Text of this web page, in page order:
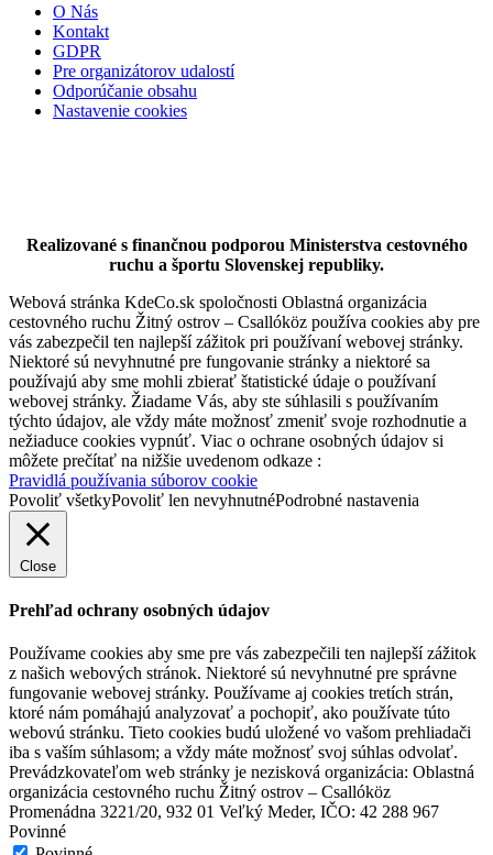
Jelka
Múzeá a galérieTuristické atrakcie
O Nás
Kontakt
GDPR
Pre organizátorov udalostí
Odporúčanie obsahu
Nastavenie cookies
Realizované s finančnou podporou Ministerstva cestovného
ruchu a športu Slovenskej republiky.
Webová stránka KdeCo.sk spoločnosti Oblastná organizácia
cestovného ruchu Žitný ostrov – Csallóköz používa cookies aby pre
vás zabezpečil ten najlepší zážitok pri používaní webovej stránky.
Niektoré sú nevyhnutné pre fungovanie stránky a niektoré sa
používajú aby sme mohli zbierať štatistické údaje o používaní
webovej stránky. Žiadame Vás, aby ste súhlasili s používaním
týchto údajov, ale vždy máte možnosť zmeniť svoje rozhodnutie a
nežiaduce cookies vypnúť. Viac o ochrane osobných údajov si
môžete prečítať na nižšie uvedenom odkaze :
Pravidlá používania súborov cookie
Povoliť všetkyPovoliť len nevyhnutnéPodrobné nastavenia
Close
Prehľad ochrany osobných údajov
Používame cookies aby sme pre vás zabezpečili ten najlepší zážitok
z našich webových stránok. Niektoré sú nevyhnutné pre správne
fungovanie webovej stránky. Používame aj cookies tretích strán,
ktoré nám pomáhajú analyzovať a pochopiť, ako používate túto
webovú stránku. Tieto cookies budú uložené vo vašom prehliadači
iba s vaším súhlasom; a vždy máte možnosť svoj súhlas odvolať.
Prevádzkovateľom web stránky je nezisková organizácia: Oblastná
organizácia cestovného ruchu Žitný ostrov – Csallóköz
Promenádna 3221/20, 932 01 Veľký Meder, IČO: 42 288 967
Povinné